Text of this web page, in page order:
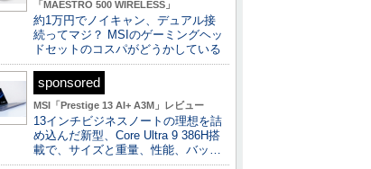
「MAESTRO 500 WIRELESS」
約1万円でノイキャン、デュアル接
続ってマジ？ MSIのゲーミングヘッ
ドセットのコスパがどうかしている
sponsored
MSI「Prestige 13 AI+ A3M」レビュー
13インチビジネスノートの理想を詰
め込んだ新型、Core Ultra 9 386H搭
載で、サイズと重量、性能、バッ…